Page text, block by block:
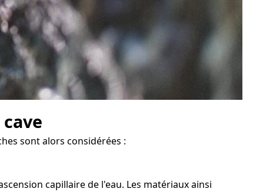
sont alors considérées :
capillaire de l'eau. Les matériaux ainsi